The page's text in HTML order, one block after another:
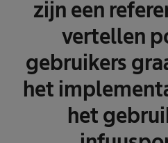
zijn een
vertellen
gebruikers
het
het